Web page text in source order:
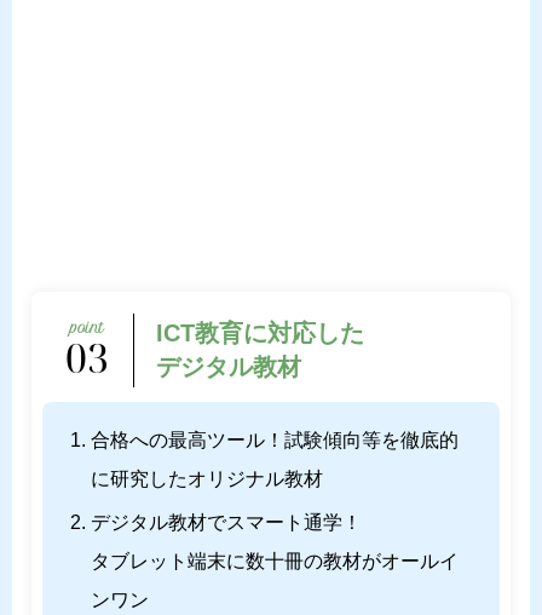
03
ICT教育に対応した
デジタル教材
合格への最高ツール！試験傾向等を徹底的
に研究したオリジナル教材
デジタル教材でスマート通学！
タブレット端末に数十冊の教材がオールイ
ンワン